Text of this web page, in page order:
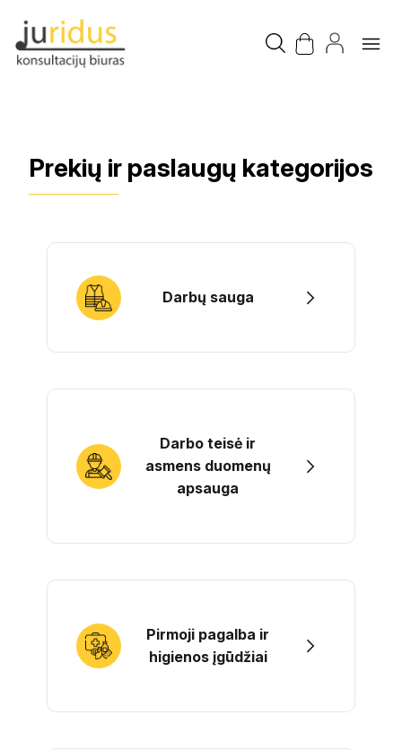
Prekių ir paslaugų kategorijos
Darbų sauga
Darbo teisė ir
asmens duomenų
apsauga
Pirmoji pagalba ir
higienos įgūdžiai